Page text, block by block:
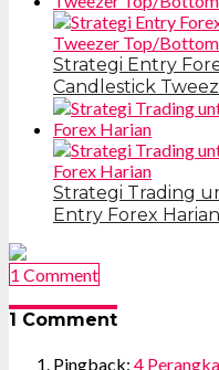
Strategi Entry
Candlestick
Strategi Trading
Entry Forex Harian
1 Comment
1 Comment
Pingback: 4